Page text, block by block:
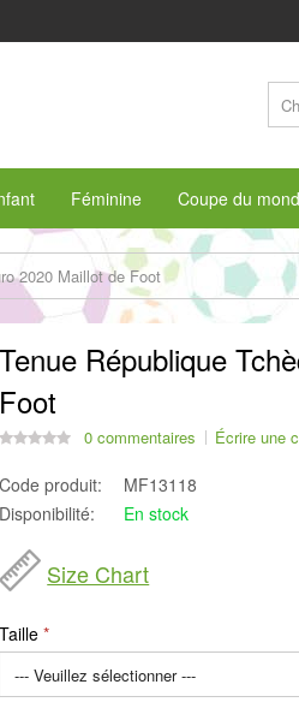
Féminine Coupe du
2020 Maillot de Foot
Tenue République
Foot
0 commentaires Écrire une
Code produit:
MF13118
Disponibilité:
En stock
Size Chart
Taille